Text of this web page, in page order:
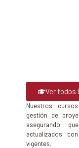
Ver todos
Nuestros
gestión de
asegurando
actualizados
vigentes.